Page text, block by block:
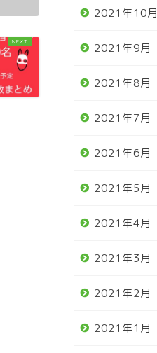
2021年10月
2021年9月
2021年8月
2021年7月
2021年6月
2021年5月
2021年4月
2021年3月
2021年2月
2021年1月